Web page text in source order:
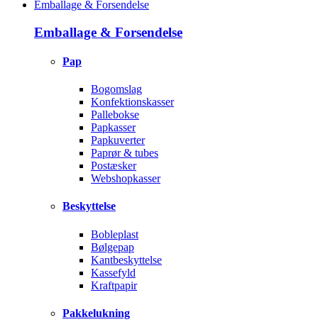
Emballage & Forsendelse
Emballage & Forsendelse
Pap
Bogomslag
Konfektionskasser
Pallebokse
Papkasser
Papkuverter
Paprør & tubes
Postæsker
Webshopkasser
Beskyttelse
Bobleplast
Bølgepap
Kantbeskyttelse
Kassefyld
Kraftpapir
Pakkelukning